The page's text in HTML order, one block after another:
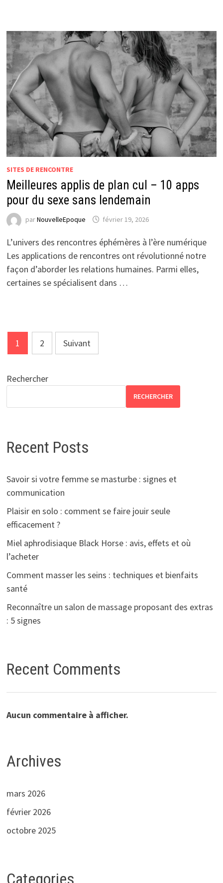
SITES DE RENCONTRE
Meilleures applis de plan cul – 10 apps
pour du sexe sans lendemain
parNouvelleEpoque février 19, 2026
L’univers des rencontres éphémères à l’ère numérique
Les applications de rencontres ont révolutionné notre
façon d’aborder les relations humaines. Parmi elles,
certaines se spécialisent dans …
Pagination
des
publications
1 2 Suivant
Rechercher
RECHERCHER
Recent Posts
Savoir si votre femme se masturbe : signes et
communication
Plaisir en solo : comment se faire jouir seule
efficacement ?
Miel aphrodisiaque Black Horse : avis, effets et où
l’acheter
Comment masser les seins : techniques et bienfaits
santé
Reconnaître un salon de massage proposant des extras
: 5 signes
Recent Comments
Aucun commentaire à afficher.
Archives
mars 2026
février 2026
octobre 2025
Categories